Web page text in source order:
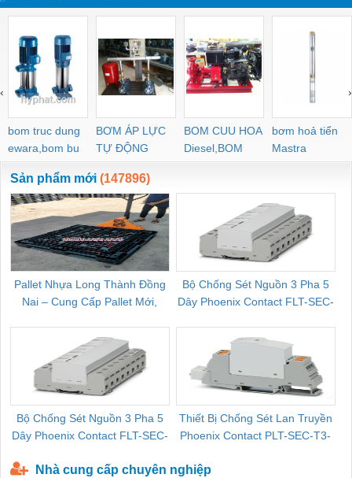
bom truc dung
ewara,bom bu
ewara
BƠM ÁP LỰC
TỰ ĐỘNG
BOM CUU HOA
Diesel,BOM
CHUA CHAY
bơm hoả tiển
Mastra
‹ ›
Sản phẩm mới (147896)
Pallet Nhựa Long Thành Đồng
Nai – Cung Cấp Pallet Mới,
Bộ Chống Sét Nguồn 3 Pha 5
Dây Phoenix Contact FLT-SEC-
Bộ Chống Sét Nguồn 3 Pha 5
Dây Phoenix Contact FLT-SEC-
Thiết Bị Chống Sét Lan Truyền
Phoenix Contact PLT-SEC-T3-
Nhà cung cấp chuyên nghiệp